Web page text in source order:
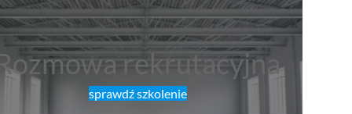
rekrutacyjna
sprawdź szkolenie